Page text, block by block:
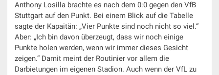
Anthony Losilla brachte es nach dem 0:0 gegen den VfB
Stuttgart auf den Punkt. Bei einem Blick auf die Tabelle
sagte der Kapaitän: „Vier Punkte sind noch nicht so viel.“
Aber: „Ich bin davon überzeugt, dass wir noch einige
Punkte holen werden, wenn wir immer dieses Gesicht
zeigen.“ Damit meint der Routinier vor allem die
Darbietungen im eigenen Stadion. Auch wenn der VfL zu